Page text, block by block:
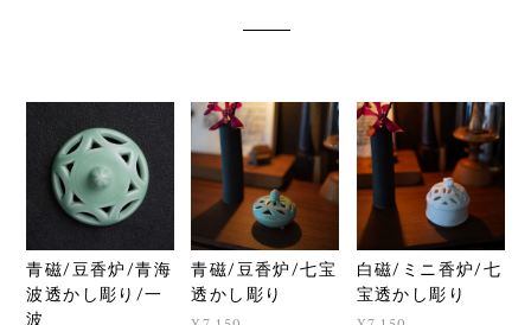
青磁/豆香炉/青海
波透かし彫り/一
波
青磁/豆香炉/七宝
透かし彫り
白磁/ミニ香炉/七
宝透かし彫り